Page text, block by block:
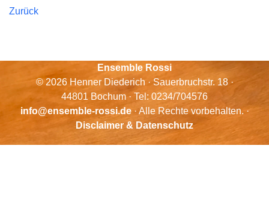
Zurück
Ensemble Rossi
© 2026 Henner Diederich · Sauerbruchstr. 18 ·
44801 Bochum · Tel: 0234/704576
info@ensemble-rossi.de· Alle Rechte vorbehalten. ·
Disclaimer & Datenschutz